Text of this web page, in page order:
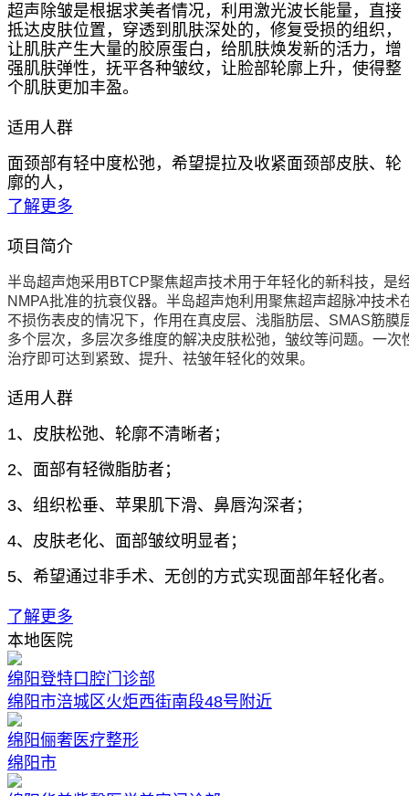
超声除皱是根据求美者情况，利用激光波长能量，直接
抵达皮肤位置，穿透到肌肤深处的，修复受损的组织，
让肌肤产生大量的胶原蛋白，给肌肤焕发新的活力，增
强肌肤弹性，抚平各种皱纹，让脸部轮廓上升，使得整
个肌肤更加丰盈。
适用人群
面颈部有轻中度松弛，希望提拉及收紧面颈部皮肤、轮
廓的人，
了解更多
项目简介
半岛超声炮采用BTCP聚焦超声技术用于年轻化的新科技，是
NMPA批准的抗衰仪器。半岛超声炮利用聚焦超声超脉冲技术
不损伤表皮的情况下，作用在真皮层、浅脂肪层、SMAS筋膜
多个层次，多层次多维度的解决皮肤松弛，皱纹等问题。一次
治疗即可达到紧致、提升、祛皱年轻化的效果。
适用人群
1、皮肤松弛、轮廓不清晰者；
2、面部有轻微脂肪者；
3、组织松垂、苹果肌下滑、鼻唇沟深者；
4、皮肤老化、面部皱纹明显者；
5、希望通过非手术、无创的方式实现面部年轻化者。
了解更多
本地医院
绵阳登特口腔门诊部
绵阳市涪城区火炬西街南段48号附近
绵阳俪奢医疗整形
绵阳市